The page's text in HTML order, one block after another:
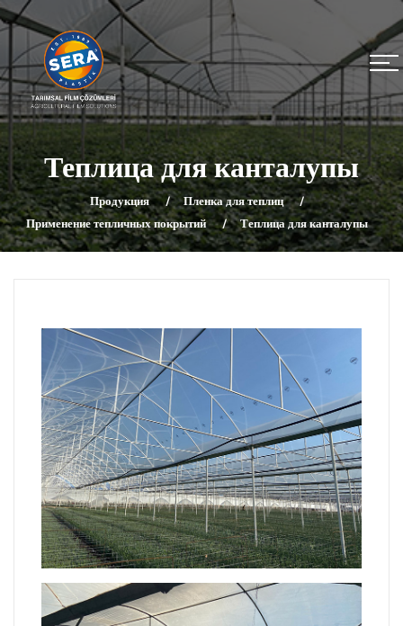
Теплица для канталупы
Продукция
Пленка для теплиц
Применение тепличных покрытий
Теплица для канталупы